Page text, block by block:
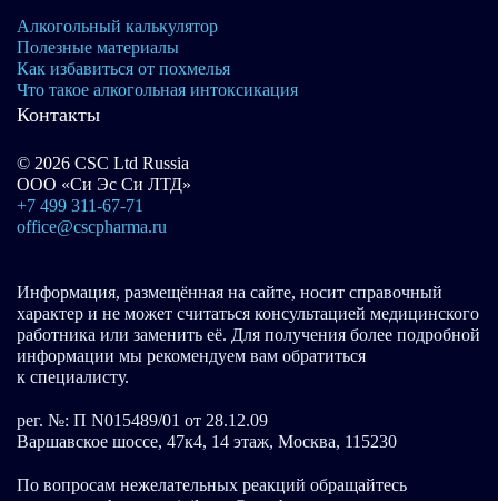
Алкогольный калькулятор
Полезные материалы
Как избавиться от похмелья
Что такое алкогольная интоксикация
Контакты
© 2026 CSC Ltd Russia
ООО «Си Эс Си ЛТД»
+7 499 311-67-71
office@cscpharma.ru
Информация, размещённая на сайте, носит справочный
характер и не может считаться консультацией медицинского
работника или заменить её. Для получения более подробной
информации мы рекомендуем вам обратиться
к специалисту.
рег. №: П N015489/01 от 28.12.09
Варшавское шоссе, 47к4, 14 этаж, Москва, 115230
По вопросам нежелательных реакций обращайтесь